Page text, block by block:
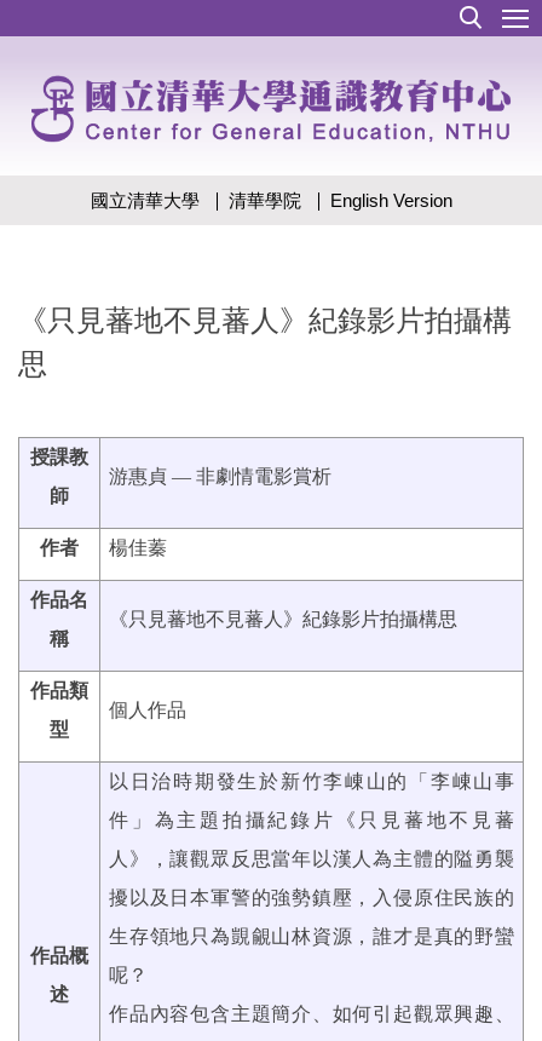
國立清華大學 清華學院 English Version
《只見蕃地不見蕃人》紀錄影片拍攝構
思
授課教
師
游惠貞 — 非劇情電影賞析
作者 楊佳蓁
作品名
稱
《只見蕃地不見蕃人》紀錄影片拍攝構思
作品類
型
個人作品
作品概
述
以日治時期發生於新竹李崠山的「李崠山事
件」為主題拍攝紀錄片《只見蕃地不見蕃
人》，讓觀眾反思當年以漢人為主體的隘勇襲
擾以及日本軍警的強勢鎮壓，入侵原住民族的
生存領地只為覬覦山林資源，誰才是真的野蠻
呢？
作品內容包含主題簡介、如何引起觀眾興趣、